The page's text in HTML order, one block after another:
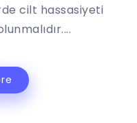
cilt hassasiyeti